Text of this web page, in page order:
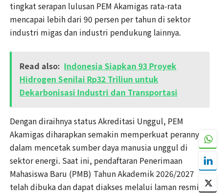
tingkat serapan lulusan PEM Akamigas rata-rata
mencapai lebih dari 90 persen per tahun di sektor
industri migas dan industri pendukung lainnya.
Read also: Indonesia Siapkan 93 Proyek
Hidrogen Senilai Rp32 Triliun untuk
Dekarbonisasi Industri dan Transportasi
Dengan diraihnya status Akreditasi Unggul, PEM
Akamigas diharapkan semakin memperkuat perannya
dalam mencetak sumber daya manusia unggul di
sektor energi. Saat ini, pendaftaran Penerimaan
Mahasiswa Baru (PMB) Tahun Akademik 2026/2027
telah dibuka dan dapat diakses melalui laman resmi